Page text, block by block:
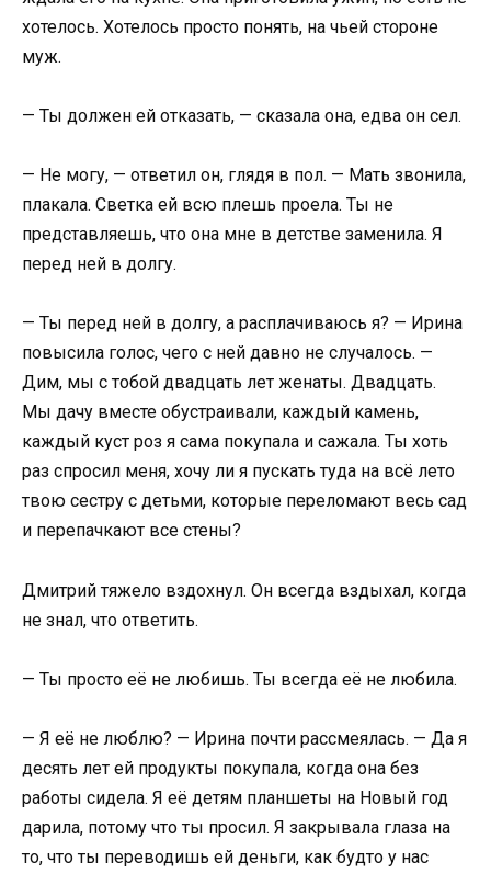
хотелось. Хотелось просто понять, на чьей стороне
муж.
— Ты должен ей отказать, — сказала она, едва он сел.
— Не могу, — ответил он, глядя в пол. — Мать звонила,
плакала. Светка ей всю плешь проела. Ты не
представляешь, что она мне в детстве заменила. Я
перед ней в долгу.
— Ты перед ней в долгу, а расплачиваюсь я? — Ирина
повысила голос, чего с ней давно не случалось. —
Дим, мы с тобой двадцать лет женаты. Двадцать.
Мы дачу вместе обустраивали, каждый камень,
каждый куст роз я сама покупала и сажала. Ты хоть
раз спросил меня, хочу ли я пускать туда на всё лето
твою сестру с детьми, которые переломают весь сад
и перепачкают все стены?
Дмитрий тяжело вздохнул. Он всегда вздыхал, когда
не знал, что ответить.
— Ты просто её не любишь. Ты всегда её не любила.
— Я её не люблю? — Ирина почти рассмеялась. — Да я
десять лет ей продукты покупала, когда она без
работы сидела. Я её детям планшеты на Новый год
дарила, потому что ты просил. Я закрывала глаза на
то, что ты переводишь ей деньги, как будто у нас